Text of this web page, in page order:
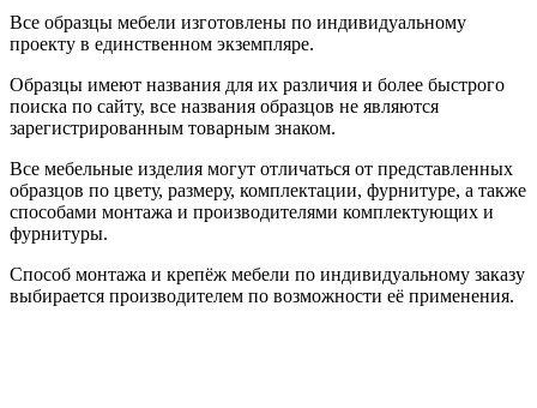
Все образцы мебели изготовлены по индивидуальному
проекту в единственном экземпляре.
Образцы имеют названия для их различия и более быстрого
поиска по сайту, все названия образцов не являются
зарегистрированным товарным знаком.
Все мебельные изделия могут отличаться от представленных
образцов по цвету, размеру, комплектации, фурнитуре, а также
способами монтажа и производителями комплектующих и
фурнитуры.
Способ монтажа и крепёж мебели по индивидуальному заказу
выбирается производителем по возможности её применения.